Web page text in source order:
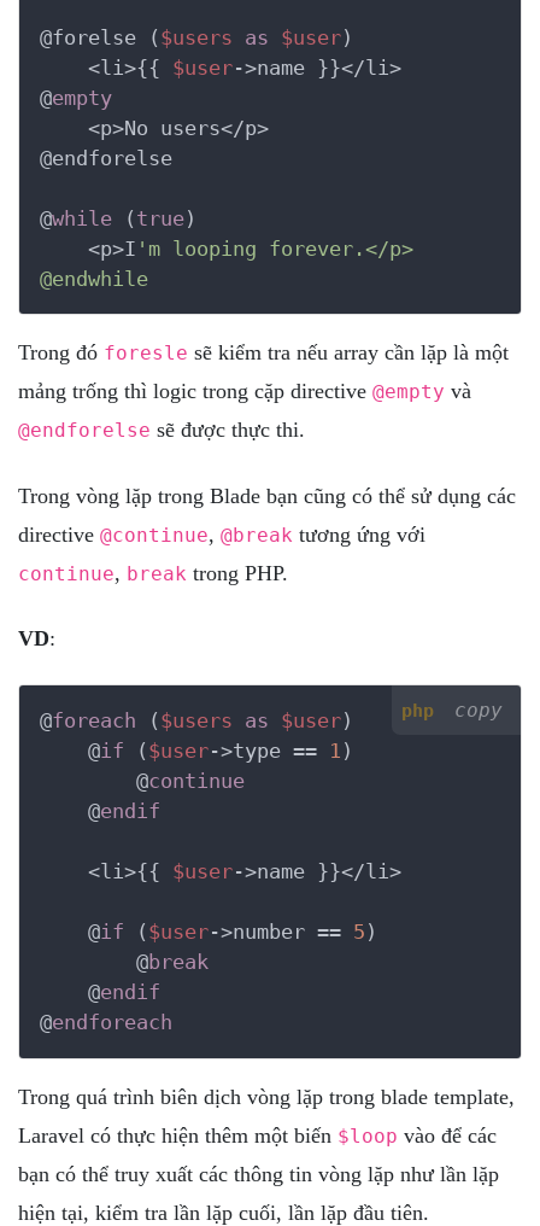
@forelse ( $users as $user)
    <li>{{
$user->name }}</li>
@empty
    <p>No users</p>
@endforelse
@while ( true)
    <p>I
'm looping forever.</p>
@endwhile
Trong đó foresle sẽ kiểm tra nếu array cần lặp là một
mảng trống thì logic trong cặp directive @empty và
@endforelse sẽ được thực thi.
Trong vòng lặp trong Blade bạn cũng có thể sử dụng các
directive @continue, @break tương ứng với
continue, break trong PHP.
VD:
php copy
@foreach ( $users as $user)
    @
if ( $user->type == 1 )
        @
continue
    @
endif
    <li>{{
$user->name }}</li>
    @
if ( $user->number == 5 )
        @
break
    @
endif
@endforeach
Trong quá trình biên dịch vòng lặp trong blade template,
Laravel có thực hiện thêm một biến $loop vào để các
bạn có thể truy xuất các thông tin vòng lặp như lần lặp
hiện tại, kiểm tra lần lặp cuối, lần lặp đầu tiên.